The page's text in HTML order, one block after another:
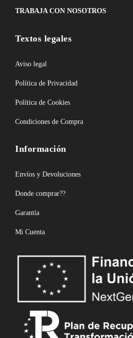
TRABAJA CON NOSOTROS
Textos legales
Aviso legal
Política de Privacidad
Política de Cookies
Condiciones de Compra
Información
Envíos y Devoluciones
Donde comprar??
Garantía
Mi Cuenta